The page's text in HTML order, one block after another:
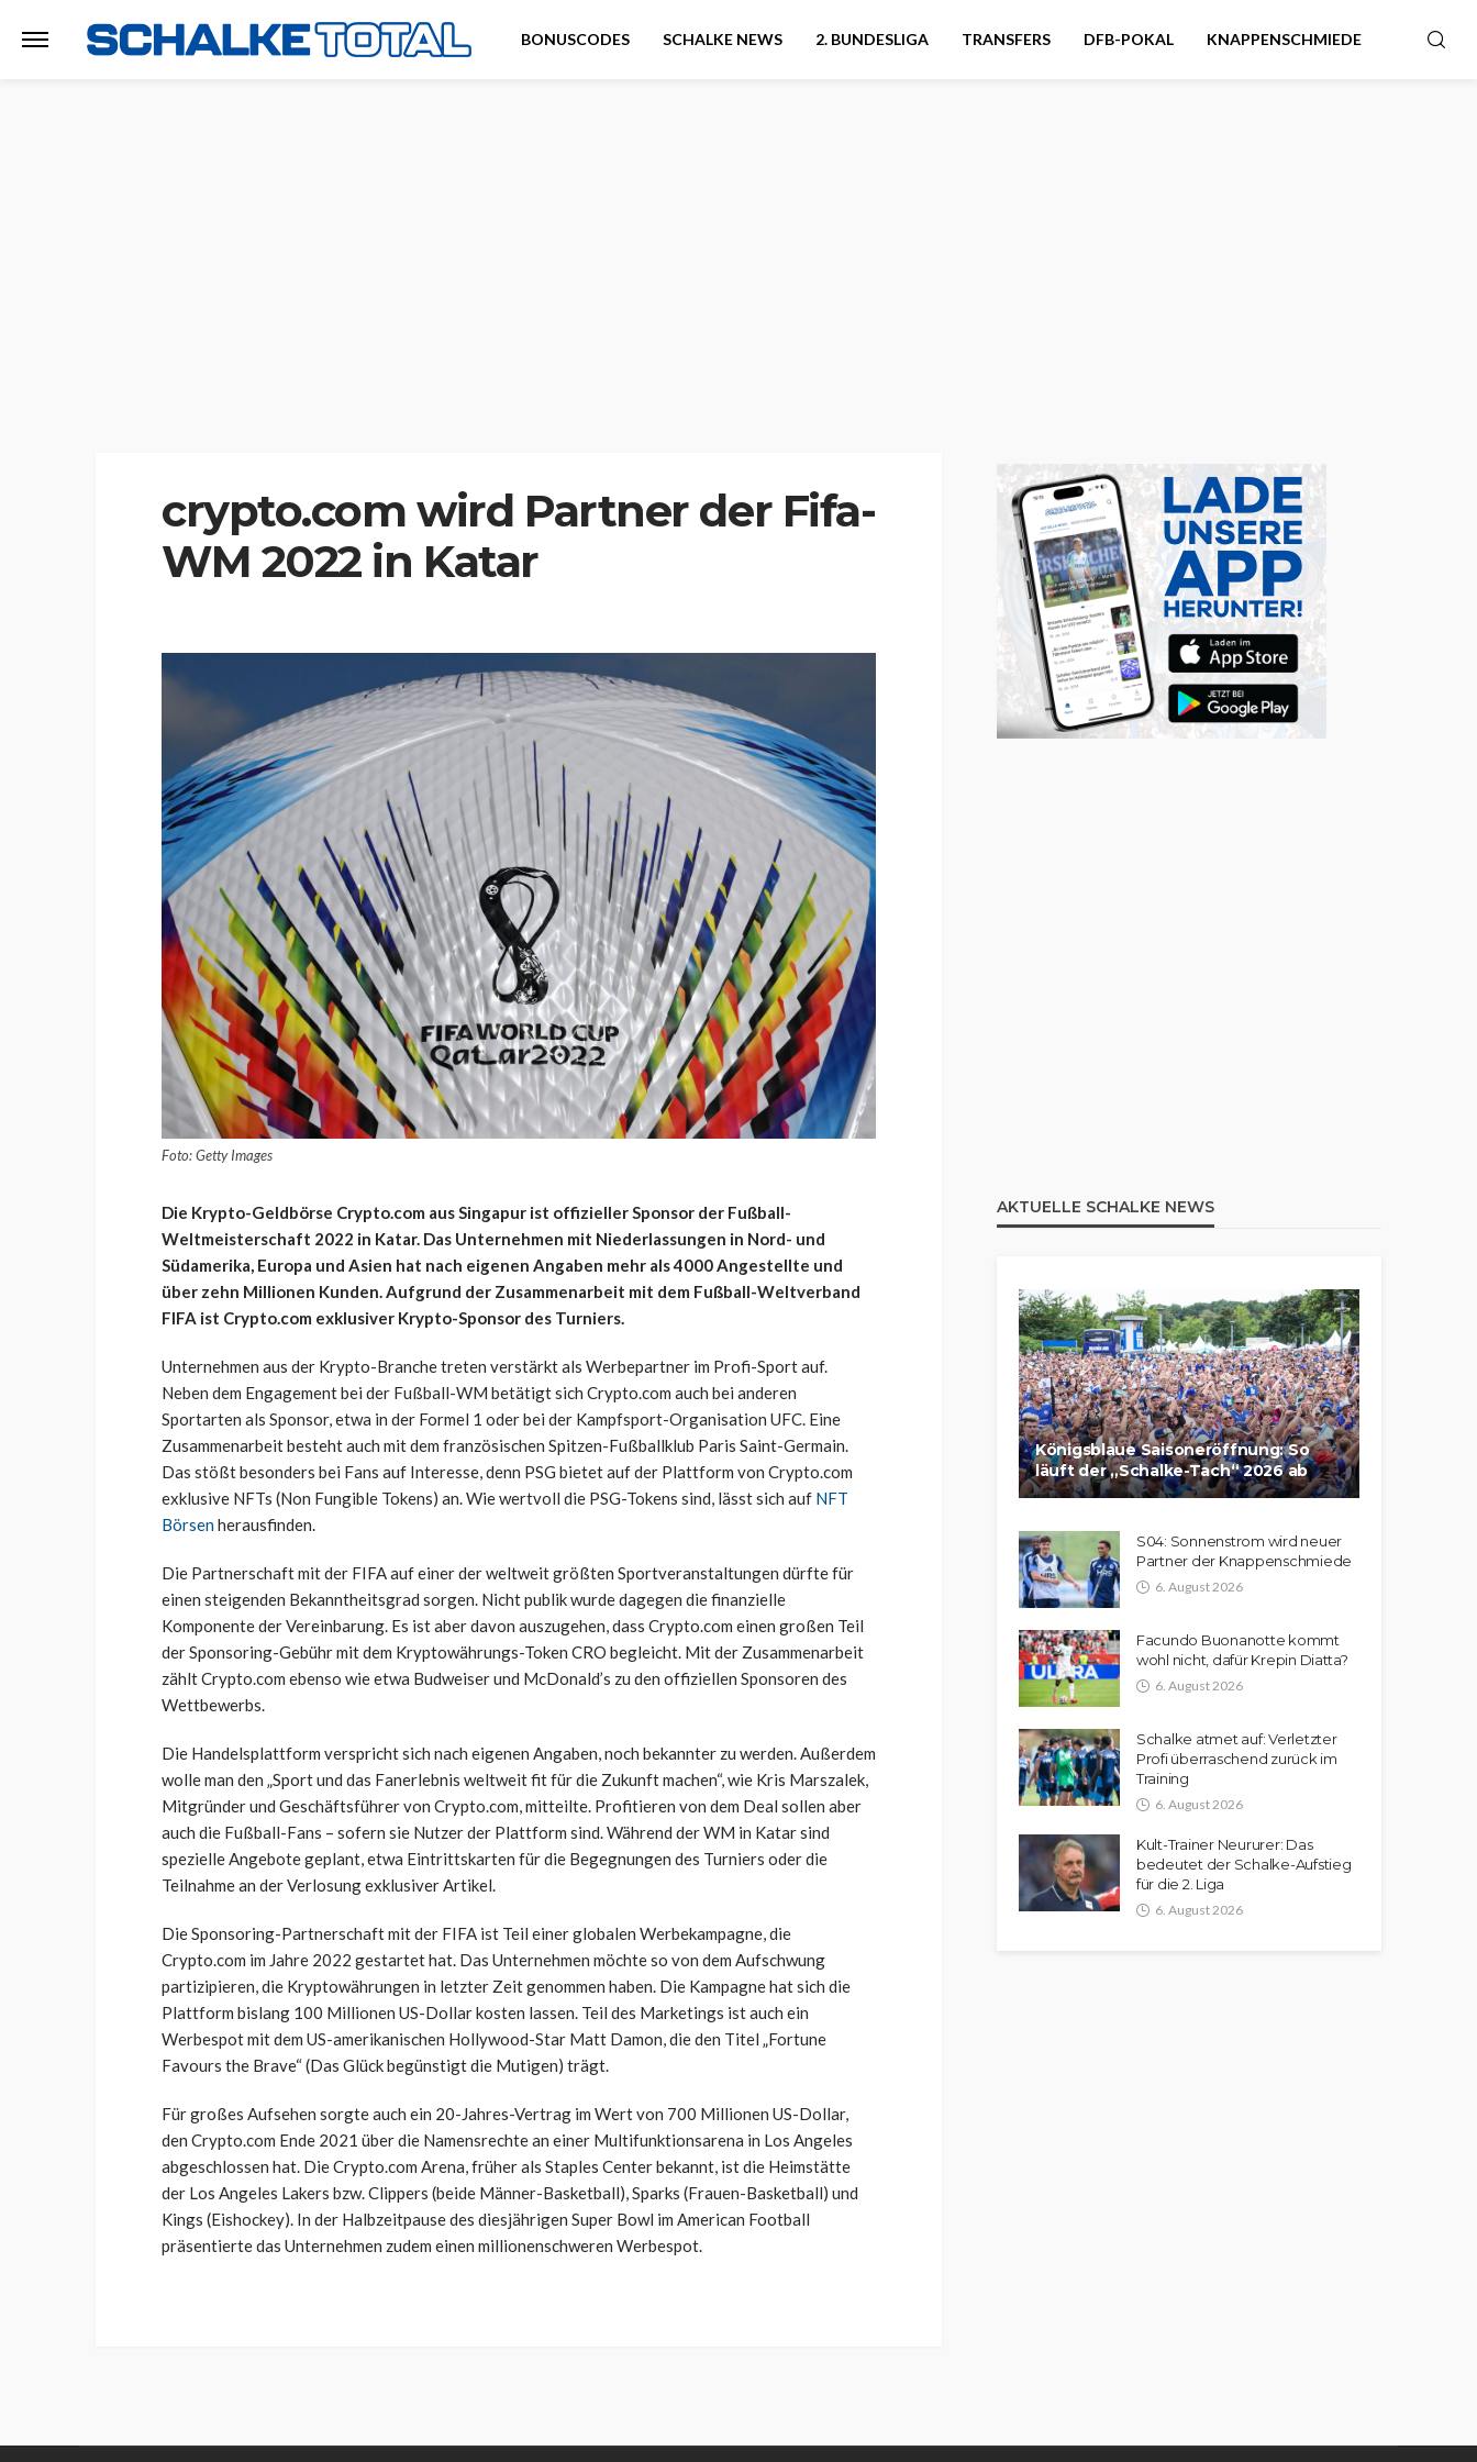
BONUSCODES SCHALKE NEWS 2. BUNDESLIGA TRANSFERS DFB-POKAL KNAPPENSCHMIEDE
crypto.com wird Partner der Fifa-
WM 2022 in Katar
Foto: Getty Images
Die Krypto-Geldbörse Crypto.com aus Singapur ist offizieller Sponsor der Fußball-
Weltmeisterschaft 2022 in Katar. Das Unternehmen mit Niederlassungen in Nord- und
Südamerika, Europa und Asien hat nach eigenen Angaben mehr als 4000 Angestellte und
über zehn Millionen Kunden. Aufgrund der Zusammenarbeit mit dem Fußball-Weltverband
FIFA ist Crypto.com exklusiver Krypto-Sponsor des Turniers.
Unternehmen aus der Krypto-Branche treten verstärkt als Werbepartner im Profi-Sport auf.
Neben dem Engagement bei der Fußball-WM betätigt sich Crypto.com auch bei anderen
Sportarten als Sponsor, etwa in der Formel 1 oder bei der Kampfsport-Organisation UFC. Eine
Zusammenarbeit besteht auch mit dem französischen Spitzen-Fußballklub Paris Saint-Germain.
Das stößt besonders bei Fans auf Interesse, denn PSG bietet auf der Plattform von Crypto.com
exklusive NFTs (Non Fungible Tokens) an. Wie wertvoll die PSG-Tokens sind, lässt sich auf NFT
Börsenherausfinden.
Die Partnerschaft mit der FIFA auf einer der weltweit größten Sportveranstaltungen dürfte für
einen steigenden Bekanntheitsgrad sorgen. Nicht publik wurde dagegen die finanzielle
Komponente der Vereinbarung. Es ist aber davon auszugehen, dass Crypto.com einen großen Teil
der Sponsoring-Gebühr mit dem Kryptowährungs-Token CRO begleicht. Mit der Zusammenarbeit
zählt Crypto.com ebenso wie etwa Budweiser und McDonald’s zu den offiziellen Sponsoren des
Wettbewerbs.
Die Handelsplattform verspricht sich nach eigenen Angaben, noch bekannter zu werden. Außerdem
wolle man den „Sport und das Fanerlebnis weltweit fit für die Zukunft machen“, wie Kris Marszalek,
Mitgründer und Geschäftsführer von Crypto.com, mitteilte. Profitieren von dem Deal sollen aber
auch die Fußball-Fans – sofern sie Nutzer der Plattform sind. Während der WM in Katar sind
spezielle Angebote geplant, etwa Eintrittskarten für die Begegnungen des Turniers oder die
Teilnahme an der Verlosung exklusiver Artikel.
Die Sponsoring-Partnerschaft mit der FIFA ist Teil einer globalen Werbekampagne, die
Crypto.com im Jahre 2022 gestartet hat. Das Unternehmen möchte so von dem Aufschwung
partizipieren, die Kryptowährungen in letzter Zeit genommen haben. Die Kampagne hat sich die
Plattform bislang 100 Millionen US-Dollar kosten lassen. Teil des Marketings ist auch ein
Werbespot mit dem US-amerikanischen Hollywood-Star Matt Damon, die den Titel „Fortune
Favours the Brave“ (Das Glück begünstigt die Mutigen) trägt.
Für großes Aufsehen sorgte auch ein 20-Jahres-Vertrag im Wert von 700 Millionen US-Dollar,
den Crypto.com Ende 2021 über die Namensrechte an einer Multifunktionsarena in Los Angeles
abgeschlossen hat. Die Crypto.com Arena, früher als Staples Center bekannt, ist die Heimstätte
der Los Angeles Lakers bzw. Clippers (beide Männer-Basketball), Sparks (Frauen-Basketball) und
Kings (Eishockey). In der Halbzeitpause des diesjährigen Super Bowl im American Football
präsentierte das Unternehmen zudem einen millionenschweren Werbespot.
AKTUELLE SCHALKE NEWS
Königsblaue Saisoneröffnung: So
läuft der „Schalke-Tach“ 2026 ab
S04: Sonnenstrom wird neuer
Partner der Knappenschmiede
6. August 2026
Facundo Buonanotte kommt
wohl nicht, dafür Krepin Diatta?
6. August 2026
Schalke atmet auf: Verletzter
Profi überraschend zurück im
Training
6. August 2026
Kult-Trainer Neururer: Das
bedeutet der Schalke-Aufstieg
für die 2. Liga
6. August 2026